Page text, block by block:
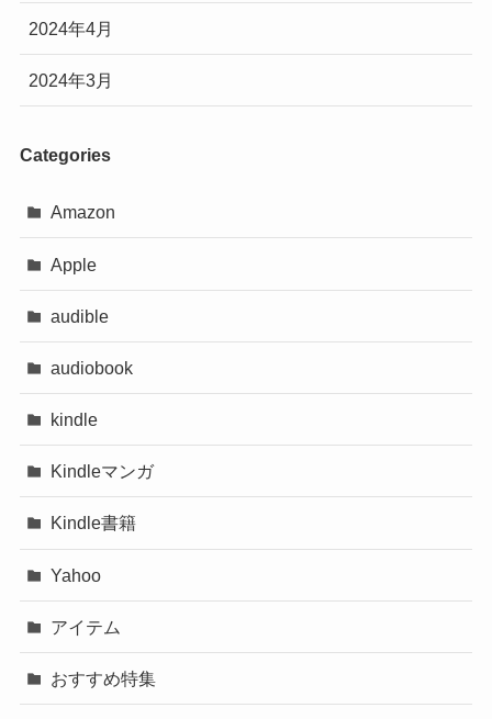
2024年4月
2024年3月
Categories
Amazon
Apple
audible
audiobook
kindle
Kindleマンガ
Kindle書籍
Yahoo
アイテム
おすすめ特集